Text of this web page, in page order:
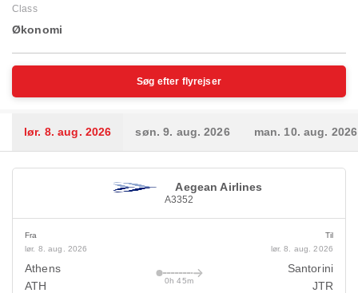
Class
Økonomi
Søg efter flyrejser
lør. 8. aug. 2026 søn. 9. aug. 2026 man. 10. aug. 2026
Aegean Airlines
A3352
Fra
lør. 8. aug. 2026
Athens
ATH
0h 45m
Til
lør. 8. aug. 2026
Santorini
JTR